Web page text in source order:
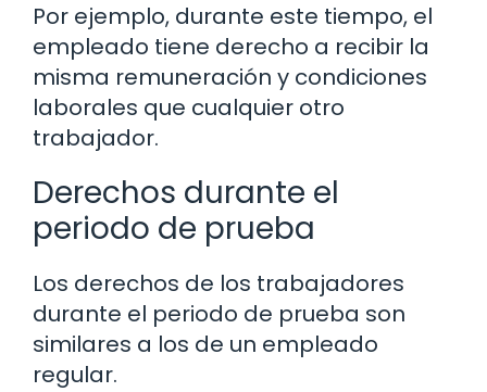
Por ejemplo, durante este tiempo, el
empleado tiene derecho a recibir la
misma remuneración y condiciones
laborales que cualquier otro
trabajador.
Derechos durante el
periodo de prueba
Los derechos de los trabajadores
durante el periodo de prueba son
similares a los de un empleado
regular.